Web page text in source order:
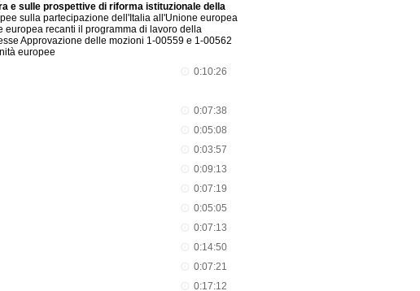
e sulle prospettive di riforma istituzionale della
sulla partecipazione dell'Italia all'Unione europea
europea recanti il programma di lavoro della
Approvazione delle mozioni 1-00559 e 1-00562
europee
0:10:26
0:07:38
0:05:08
0:03:57
0:09:13
0:07:19
0:05:05
0:07:13
0:14:50
0:07:21
0:17:12